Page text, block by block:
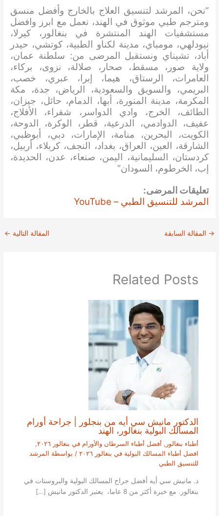
“نحن، المرشد لتنسيق العلاج بالخارج وأفضل منسق
ومترجم طبي موثوق في الهند، نعمل مع ابرز وافضل
مستشفيات الهند المنتشرة في بنغالور، كيرلا،
نيودلهي، مومباي، مدينة لكناو الطبية، كوتشي، حيدر
أباد، تشيناي ونستقبل المرضى من: سلطنة عمان،
ولاية صور، مسقط، صحار، صلالة، نزوى، بركاء،
العامرات، الرستاق، هيما، إبرا، عبري، خصب،
البريمي، والسويق والسعودية، الرياض، جدة، مكة
المكرمة، مدينة المنورة، أبها، الدمام، حائل، جيزان،
الطائف، الخرج، وادي الدواسر، شقراء، الأفلاج،
عفيف، الدوادمي، الدرعية، قطر، الوكرة، الدوحة،
الكويت، البحرين، منامة، الإمارات، دبي، أبوظبي،
الشارقة، العين، العراق، بغداد، النجف، كربلاء، أربيل،
كردستان، السليمانية، اليمن، صنعاء، عدن، الحديدة،
إب، الخرطوم، السودان”
تعليقات المرضى:
المرشد للتنسيق الطبي – YouTube
→ المقالة السابقة المقالة التالية ←
Related Posts
الدكتور مانيش سي أيه من بنجلور | جراحة أورام
المسالك البولية بنغالور، الهند
أطباء بنغالور , أفضل أطباء السرطان والأورام في بنغالور ٢٠٢٦
,
افضل أطباء المسالك البولية في بنغالور ٢٠٢٦
/ بواسطة المرشد
للتنسيق الطبي
د. مانيش سي أيه أفضل جراح المسالك البولية والبروستات في
بنغالور. مع خبرة أكثر من 8 عاما، يعتبر الدكتور مانيش […]